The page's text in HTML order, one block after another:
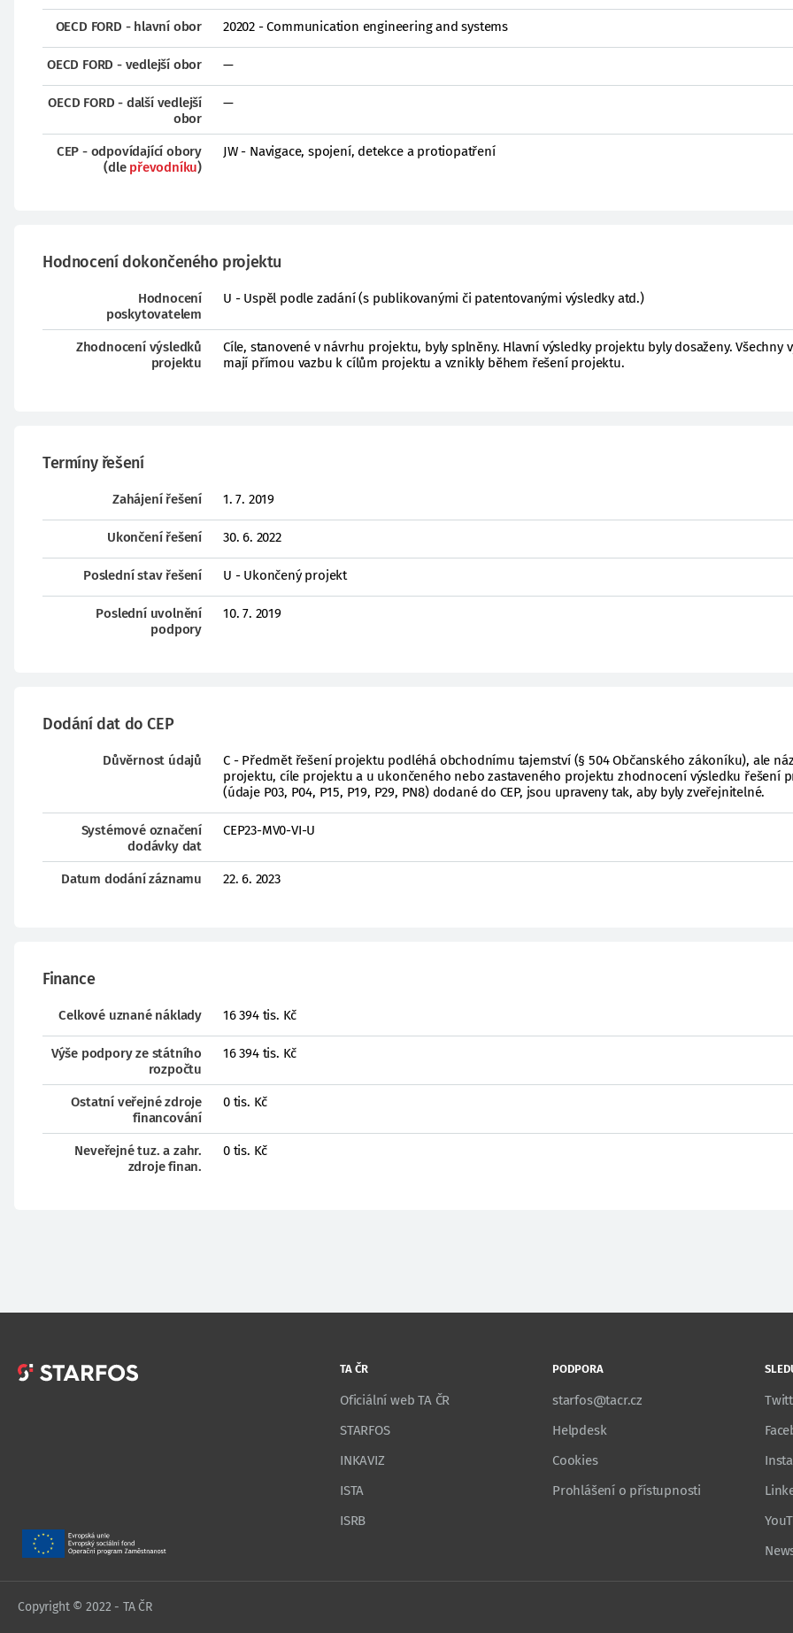
OECD FORD - hlavní obor 20202 - Communication engineering and systems
OECD FORD - vedlejší obor —
OECD FORD - další vedlejší
obor
—
CEP - odpovídající obory
(dle převodníku)
JW - Navigace, spojení, detekce a protiopatření
Hodnocení dokončeného projektu
Hodnocení
poskytovatelem
U - Uspěl podle zadání (s publikovanými či patentovanými výsledky atd.)
Zhodnocení výsledků
projektu
Cíle, stanovené v návrhu projektu, byly splněny. Hlavní výsledky projektu byly dosaženy. Všechny
mají přímou vazbu k cílům projektu a vznikly během řešení projektu.
Termíny řešení
Zahájení řešení 1. 7. 2019
Ukončení řešení 30. 6. 2022
Poslední stav řešení U - Ukončený projekt
Poslední uvolnění
podpory
10. 7. 2019
Dodání dat do CEP
Důvěrnost údajů
C - Předmět řešení projektu podléhá obchodnímu tajemství (§ 504 Občanského zákoníku), ale
projektu, cíle projektu a u ukončeného nebo zastaveného projektu zhodnocení výsledku řešení
(údaje P03, P04, P15, P19, P29, PN8) dodané do CEP, jsou upraveny tak, aby byly zveřejnitelné.
Systémové označení
dodávky dat
CEP23-MV0-VI-U
Datum dodání záznamu 22. 6. 2023
Finance
Celkové uznané náklady 16 394 tis. Kč
Výše podpory ze státního
rozpočtu
16 394 tis. Kč
Ostatní veřejné zdroje
financování
0 tis. Kč
Neveřejné tuz. a zahr.
zdroje finan.
0 tis. Kč
TA ČR
Oficiální web TA ČR
STARFOS
INKAVIZ
ISTA
ISRB
PODPORA
starfos@tacr.cz
Helpdesk
Cookies
Prohlášení o přístupnosti
Copyright © 2022 - TA ČR